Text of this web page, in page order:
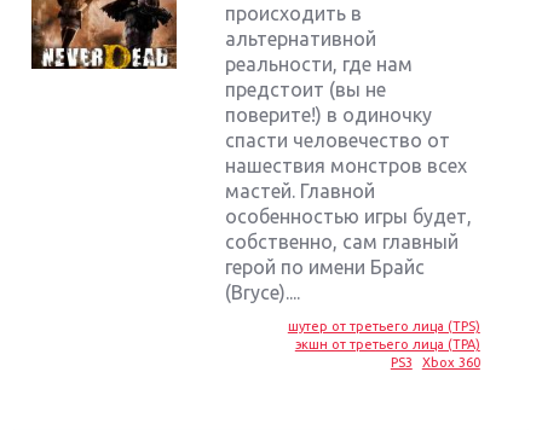
происходить в
альтернативной
реальности, где нам
предстоит (вы не
поверите!) в одиночку
спасти человечество от
нашествия монстров всех
мастей. Главной
особенностью игры будет,
собственно, сам главный
герой по имени Брайс
(Bryce)....
шутер от третьего лица (TPS)
экшн от третьего лица (TPA)
PS3
Xbox 360
Крупнейшие релизы мая: Nintendo, Microsoft и
Новинки для Nintendo Switch: Labo, South Park и